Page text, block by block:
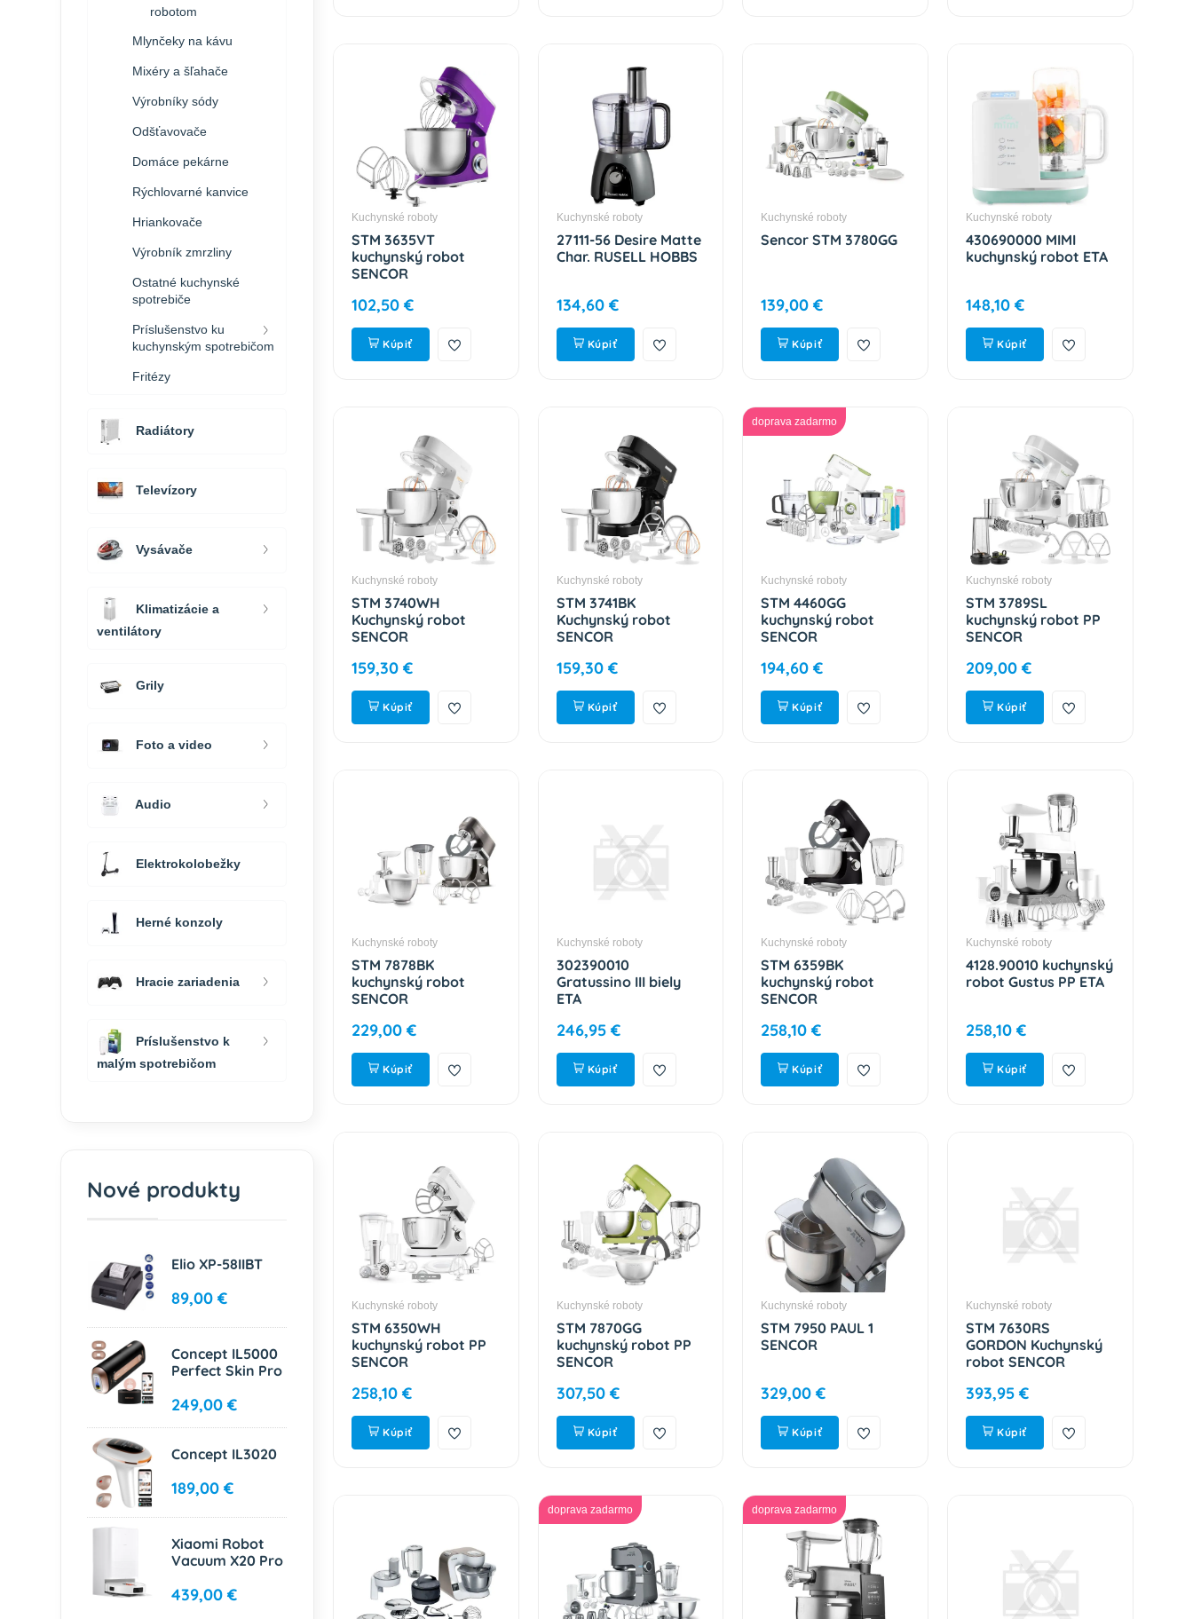
Kuchynské roboty
STM 3635VT
kuchynský robot
SENCOR
102,50 €
Kúpiť
Kuchynské roboty
27111-56 Desire Matte
Char. RUSELL HOBBS
134,60 €
Kúpiť
Kuchynské roboty
Sencor STM 3780GG
139,00 €
Kúpiť
Kuchynské roboty
430690000 MIMI
kuchynský robot ETA
148,10 €
Kúpiť
Kuchynské roboty
STM 3740WH
Kuchynský robot
SENCOR
159,30 €
Kúpiť
Kuchynské roboty
STM 3741BK
Kuchynský robot
SENCOR
159,30 €
Kúpiť
doprava zadarmo
Kuchynské roboty
STM 4460GG
kuchynský robot
SENCOR
194,60 €
Kúpiť
Kuchynské roboty
STM 3789SL
kuchynský robot PP
SENCOR
209,00 €
Kúpiť
Kuchynské roboty
STM 7878BK
kuchynský robot
SENCOR
229,00 €
Kúpiť
Kuchynské roboty
302390010
Gratussino III biely
ETA
246,95 €
Kúpiť
Kuchynské roboty
STM 6359BK
kuchynský robot
SENCOR
258,10 €
Kúpiť
Kuchynské roboty
4128.90010 kuchynský
robot Gustus PP ETA
258,10 €
Kúpiť
Kuchynské roboty
STM 6350WH
kuchynský robot PP
SENCOR
258,10 €
Kúpiť
Kuchynské roboty
STM 7870GG
kuchynský robot PP
SENCOR
307,50 €
Kúpiť
Kuchynské roboty
STM 7950 PAUL 1
SENCOR
329,00 €
Kúpiť
Kuchynské roboty
STM 7630RS
GORDON Kuchynský
robot SENCOR
393,95 €
Kúpiť
doprava zadarmo doprava zadarmo
robotom
Mlynčeky na kávu
Mixéry a šľahače
Výrobníky sódy
Odšťavovače
Domáce pekárne
Rýchlovarné kanvice
Hriankovače
Výrobník zmrzliny
Ostatné kuchynské
spotrebiče
Príslušenstvo ku
kuchynským spotrebičom
Fritézy
Radiátory
Televízory
Vysávače
Klimatizácie a
ventilátory
Grily
Foto a video
Audio
Elektrokolobežky
Herné konzoly
Hracie zariadenia
Príslušenstvo k
malým spotrebičom
Nové produkty
Elio XP-58IIBT
89,00 €
Concept IL5000
Perfect Skin Pro
249,00 €
Concept IL3020
189,00 €
Xiaomi Robot
Vacuum X20 Pro
439,00 €